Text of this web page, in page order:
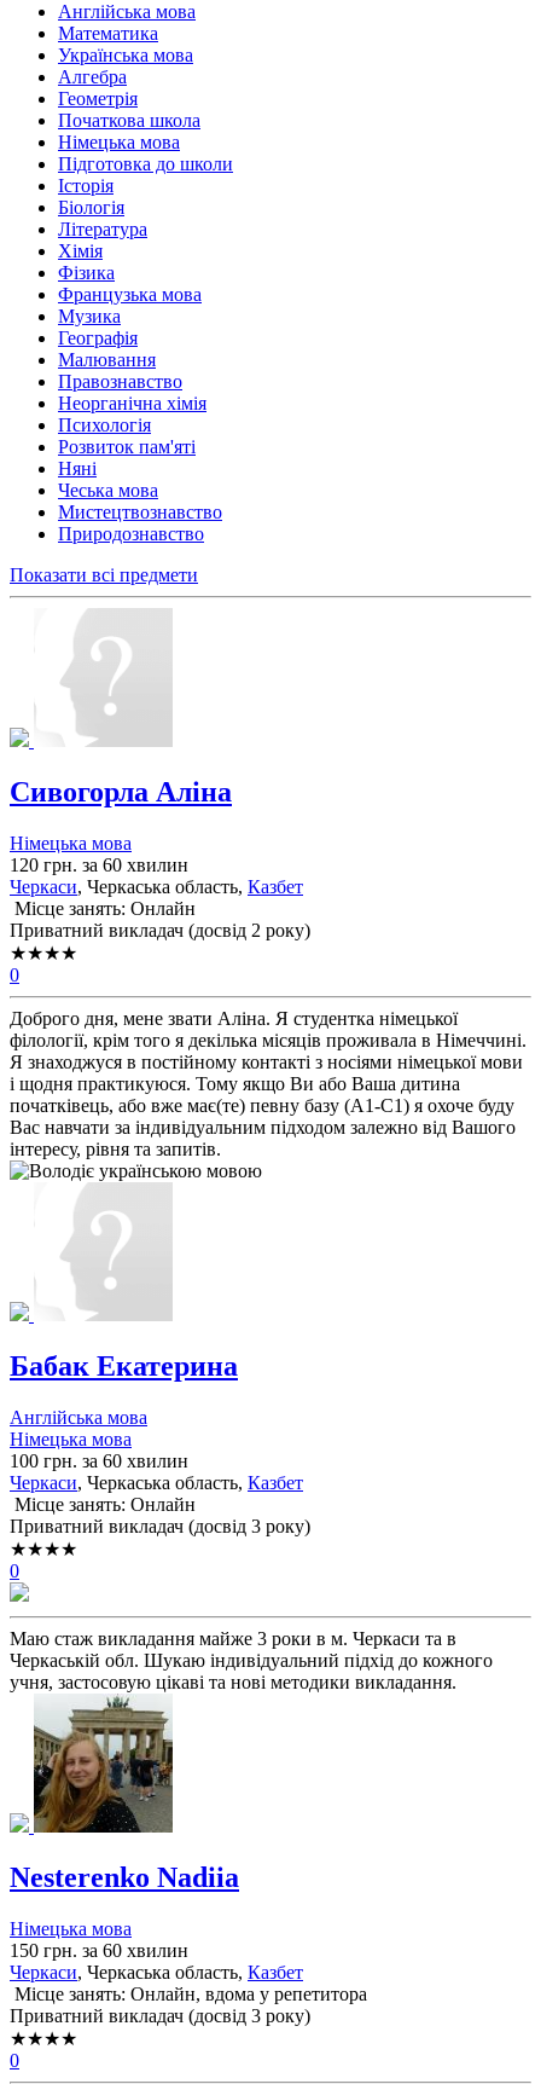
Англійська мова
Математика
Українська мова
Алгебра
Геометрія
Початкова школа
Німецька мова
Підготовка до школи
Історія
Біологія
Література
Хімія
Фізика
Французька мова
Музика
Географія
Малювання
Правознавство
Неорганічна хімія
Психологія
Розвиток пам'яті
Няні
Чеська мова
Мистецтвознавство
Природознавство
Показати всі предмети
Сивогорла Аліна
Німецька мова
120 грн. за 60 хвилин
Черкаси, Черкаська область, Казбет
Місце занять: Онлайн
Приватний викладач (досвід 2 року)
★★★★
0
Доброго дня, мене звати Аліна. Я студентка німецької
філології, крім того я декілька місяців проживала в Німеччині.
Я знаходжуся в постійному контакті з носіями німецької мови
і щодня практикуюся. Тому якщо Ви або Ваша дитина
початківець, або вже має(те) певну базу (A1-C1) я охоче буду
Вас навчати за індивідуальним підходом залежно від Вашого
інтересу, рівня та запитів.
Бабак Екатерина
Англійська мова
Німецька мова
100 грн. за 60 хвилин
Черкаси, Черкаська область, Казбет
Місце занять: Онлайн
Приватний викладач (досвід 3 року)
★★★★
0
Маю стаж викладання майже 3 роки в м. Черкаси та в
Черкаській обл. Шукаю індивідуальний підхід до кожного
учня, застосовую цікаві та нові методики викладання.
Nesterenko Nadiia
Німецька мова
150 грн. за 60 хвилин
Черкаси, Черкаська область, Казбет
Місце занять: Онлайн, вдома у репетитора
Приватний викладач (досвід 3 року)
★★★★
0